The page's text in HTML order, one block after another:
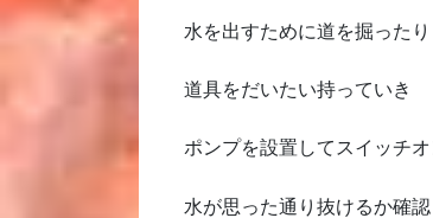
水を出すために道を掘った
道具をだいたい持っていき
ポンプを設置してスイッチオ
水が思った通り抜けるか確認